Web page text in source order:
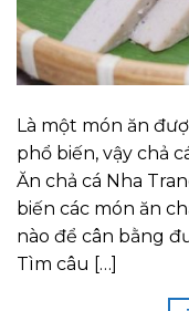
Là một món ăn
phổ biến, vậy chả
Ăn chả cá Nha
biến các món ăn
nào để cân bằng
Tìm câu […]